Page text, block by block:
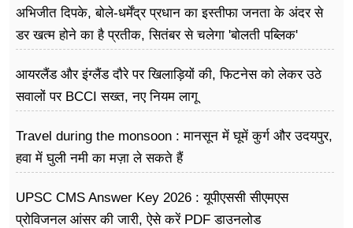
अभिजीत दिपके, बोले-धर्मेंद्र प्रधान का इस्तीफा जनता के अंदर से
डर खत्म होने का है प्रतीक, सितंबर से चलेगा 'बोलती पब्लिक'
आयरलैंड और इंग्लैंड दौरे पर खिलाड़ियों की, फिटनेस को लेकर उठे
सवालों पर BCCI सख्त, नए नियम लागू
Travel during the monsoon : मानसून में घूमें कुर्ग और उदयपुर,
हवा में घुली नमी का मज़ा ले सकते हैं
UPSC CMS Answer Key 2026 : यूपीएससी सीएमएस
प्रोविजनल आंसर की जारी, ऐसे करें PDF डाउनलोड